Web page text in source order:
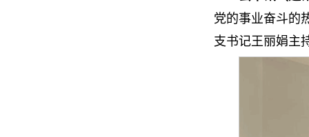
党的事业奋斗的
支书记王丽娟主